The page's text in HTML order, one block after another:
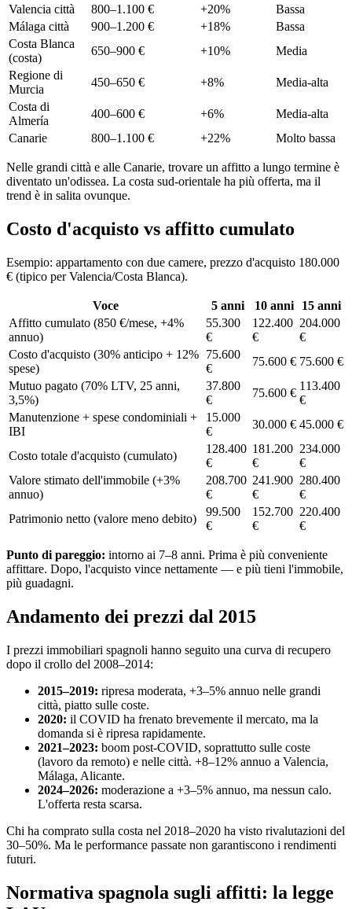
Valencia città
800–1.100 € +20%
Bassa
Málaga città
900–1.200 € +18%
Bassa
Costa Blanca
(costa)
650–900 € +10%
Media
Regione di
Murcia
450–650 € +8%
Media-alta
Costa di
Almería
400–600 € +6%
Media-alta
Canarie
800–1.100 € +22% Molto bassa
Nelle grandi città e alle Canarie, trovare un affitto a lungo termine è
diventato un'odissea. La costa sud-orientale ha più offerta, ma il
trend è in salita ovunque.
Costo d'acquisto vs affitto cumulato
Esempio: appartamento con due camere, prezzo d'acquisto 180.000
€ (tipico per Valencia/Costa Blanca).
Voce 5 anni 10 anni
15 anni
Affitto cumulato (850 €/mese, +4%
annuo)
55.300
€
122.400
€
204.000
€
Costo d'acquisto (30% anticipo + 12%
spese)
75.600
€
75.600 € 75.600 €
Mutuo pagato (70% LTV, 25 anni,
3,5%)
37.800
€
75.600 €
113.400
€
Manutenzione + spese condominiali +
IBI
15.000
€
30.000 € 45.000 €
Costo totale d'acquisto (cumulato)
128.400
€
181.200
€
234.000
€
Valore stimato dell'immobile (+3%
annuo)
208.700
€
241.900
€
280.400
€
Patrimonio netto (valore meno debito)
99.500
€
152.700
€
220.400
€
Punto di pareggio: intorno ai 7–8 anni. Prima è più conveniente
affittare. Dopo, l'acquisto vince nettamente — e più tieni l'immobile,
più guadagni.
Andamento dei prezzi dal 2015
I prezzi immobiliari spagnoli hanno seguito una curva di recupero
dopo il crollo del 2008–2014:
2015–2019: ripresa moderata, +3–5% annuo nelle grandi
città, piatto sulle coste.
2020: il COVID ha frenato brevemente il mercato, ma la
domanda si è ripresa rapidamente.
2021–2023: boom post-COVID, soprattutto sulle coste
(lavoro da remoto) e nelle città. +8–12% annuo a Valencia,
Málaga, Alicante.
2024–2026: moderazione a +3–5% annuo, ma nessun calo.
L'offerta resta scarsa.
Chi ha comprato sulla costa nel 2018–2020 ha visto rivalutazioni del
30–50%. Ma le performance passate non garantiscono i rendimenti
futuri.
Normativa spagnola sugli affitti: la legge